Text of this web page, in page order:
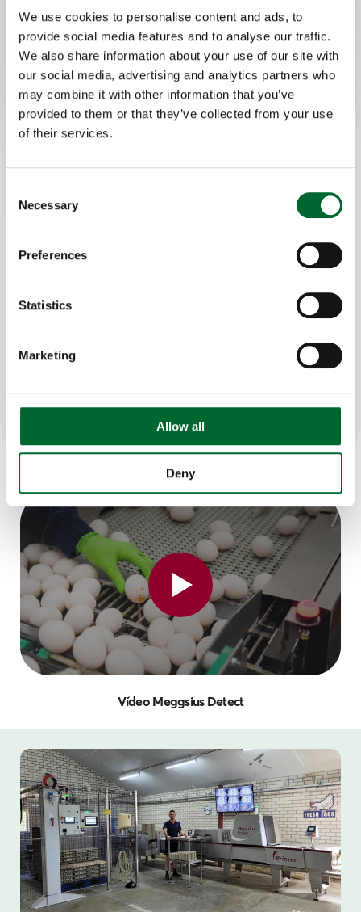
We use cookies to personalise content and ads, to
provide social media features and to analyse our traffic.
We also share information about your use of our site with
our social media, advertising and analytics partners who
may combine it with other information that you’ve
provided to them or that they’ve collected from your use
of their services.
Selection
Necessary
Preferences
Statistics
Marketing
Allow all
Deny
Vídeo Meggsius Detect